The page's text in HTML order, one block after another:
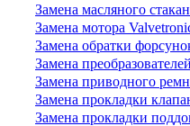
Замена масляного
Замена мотора
Замена обратки
Замена
Замена приводного
Замена прокладки
Замена прокладки